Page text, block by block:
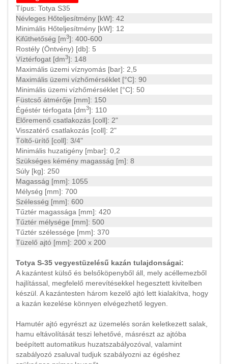
Típus: Totya S35
Névleges Hőteljesítmény [kW]: 42
Minimális Hőteljesítmény [kW]: 12
Kifűthetőség [m3]: 400-600
Rostély (Öntvény) [db]: 5
Víztérfogat [dm3]: 148
Maximális üzemi víznyomás [bar]: 2,5
Maximális üzemi vízhőmérséklet [°C]: 90
Minimális üzemi vízhőmérséklet [°C]: 50
Füstcső átmérője [mm]: 150
Égéstér térfogata [dm3]: 110
Előremenő csatlakozás [coll]: 2"
Visszatérő csatlakozás [coll]: 2"
Töltő-ürítő [coll]: 3/4"
Minimális huzatigény [mbar]: 0,2
Szükséges kémény magasság [m]: 8
Súly [kg]: 250
Magasság [mm]: 1055
Mélység [mm]: 700
Szélesség [mm]: 600
Tűztér magassága [mm]: 420
Tűztér mélysége [mm]: 500
Tűztér szélessége [mm]: 370
Tüzelő ajtó [mm]: 200 x 200
Totya S-35 vegyestüzelésű kazán tulajdonságai:
A kazántest külső és belsőköpenyből áll, mely acéllemezből
hajlítással, megfelelő merevítésekkel hegesztett kivitelben
készül. A kazántesten három kezelő ajtó lett kialakítva, hogy
a kazán kezelése könnyen elvégezhető legyen.
Hamutér ajtó egyrészt az üzemelés során keletkezett salak,
hamu eltávolítását teszi lehetővé, másrészt az ajtóba
beépített automatikus huzatszabályozóval, valamint
szabályozó zsaluval tudjuk szabályozni az égéshez